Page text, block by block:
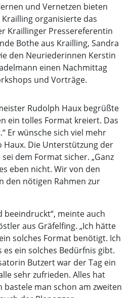
und Vernetzen bieten
organisierte das
Kraillinger Pressereferentin
Bothe aus Krailling, Sandra
den Neuriederinnen Kerstin
einen Nachmittag
und Vorträge.
Rudolph Haux begrüßte
ein tolles Format kreiert. Das
Er wünsche sich viel mehr
Haux. Die Unterstützung der
dem Format sicher. „Ganz
eben nicht. Wir von den
den nötigen Rahmen zur
beeindruckt“, meinte auch
aus Gräfelfing. „Ich hätte
solches Format benötigt. Ich
ein solches Bedürfnis gibt.
Butzert war der Tag ein
sehr zufrieden. Alles hat
bastele man schon am zweiten